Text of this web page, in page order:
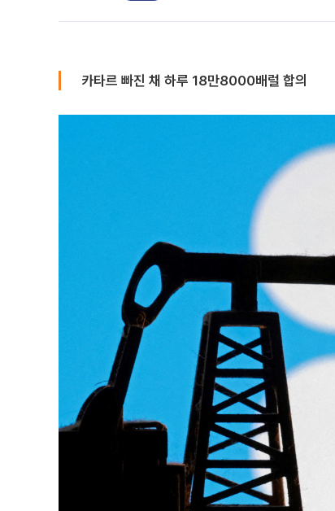
카타르 빠진 채 하루 18만8000배럴 합의